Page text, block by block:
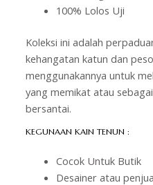
100% Lolos Uji
Koleksi ini adalah
kehangatan katun dan
menggunakannya untuk
yang memikat atau
bersantai.
KEGUNAAN KAIN TENUN :
Cocok Untuk Butik
Desainer atau